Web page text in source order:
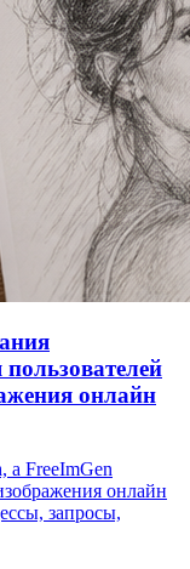
онлайн
а FreeImGen
онлайн
запросы,